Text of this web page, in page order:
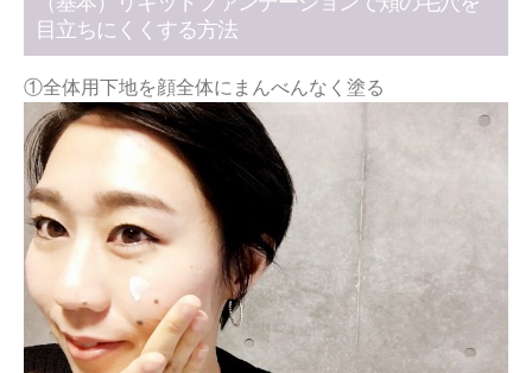
目立ちにくくする方法
①全体用下地を顔全体にまんべんなく塗る